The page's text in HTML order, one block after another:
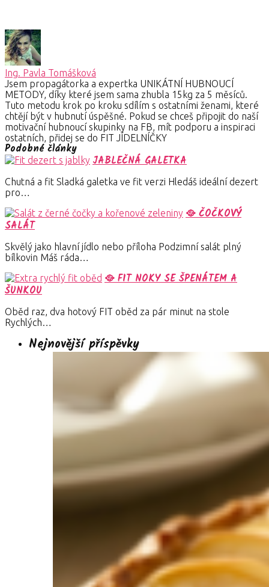
Ing. Pavla Tomášková
Jsem propagátorka a expertka UNIKÁTNÍ HUBNOUCÍ
METODY, díky které jsem sama zhubla 15kg za 5 měsíců.
Tuto metodu krok po kroku sdílím s ostatními ženami, které
chtějí být v hubnutí úspěšné. Pokud se chceš připojit do naší
motivační hubnoucí skupinky na FB, mít podporu a inspiraci
ostatních, přidej se do FIT JÍDELNÍČKY
Podobné články
JABLEČNÁ GALETKA
Chutná a fit Sladká galetka ve fit verzi Hledáš ideální dezert
pro…
🥘 ČOČKOVÝ
SALÁT
Skvělý jako hlavní jídlo nebo příloha Podzimní salát plný
bílkovin Máš ráda…
🥘 FIT NOKY SE ŠPENÁTEM A
ŠUNKOU
Oběd raz, dva hotový FIT oběd za pár minut na stole
Rychlých…
Nejnovější příspěvky